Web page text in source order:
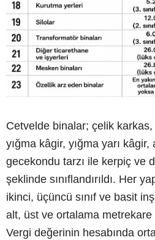
Cetvelde binalar; çelik
yığma kâgir, yığma yarı
gecekondu tarzı ile kerpiç ve
şeklinde sınıflandırıldı. Her
ikinci, üçüncü sınıf ve basit
alt, üst ve ortalama
Vergi değerinin hesabında